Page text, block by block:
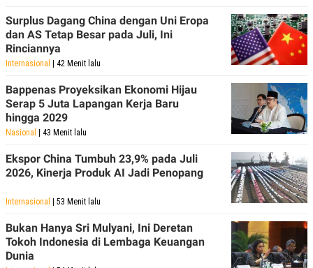
Surplus Dagang China dengan Uni Eropa
dan AS Tetap Besar pada Juli, Ini
Rinciannya
Internasional | 42 Menit lalu
Bappenas Proyeksikan Ekonomi Hijau
Serap 5 Juta Lapangan Kerja Baru
hingga 2029
Nasional | 43 Menit lalu
Ekspor China Tumbuh 23,9% pada Juli
2026, Kinerja Produk AI Jadi Penopang
Internasional | 53 Menit lalu
Bukan Hanya Sri Mulyani, Ini Deretan
Tokoh Indonesia di Lembaga Keuangan
Dunia